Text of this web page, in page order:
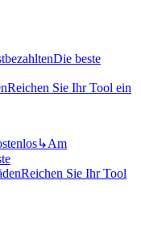
Die beste
Reichen Sie Ihr Tool ein
↳Am
Reichen Sie Ihr Tool